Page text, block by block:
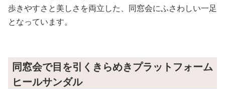
歩きやすさと美しさを両立した、同窓会にふさわしい一足
となっています。
同窓会で目を引くきらめきプラットフォーム
ヒールサンダル